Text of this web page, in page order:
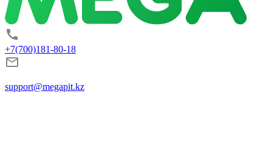
+7(700)181-80-18
support@megapit.kz